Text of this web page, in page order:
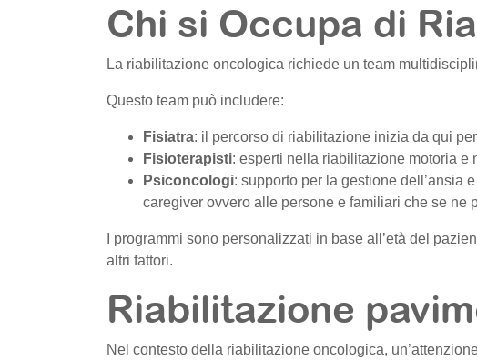
Chi si Occupa di
La riabilitazione oncologica richiede un team
Questo team può includere:
Fisiatra: il percorso di riabilitazione inizia da qui
Fisioterapisti: esperti nella riabilitazione motoria e
Psiconcologi: supporto per la gestione dell’ansia
caregiver ovvero alle persone e familiari che se ne
I programmi sono personalizzati in base all’età del
altri fattori.
Riabilitazione
Nel contesto della riabilitazione oncologica,